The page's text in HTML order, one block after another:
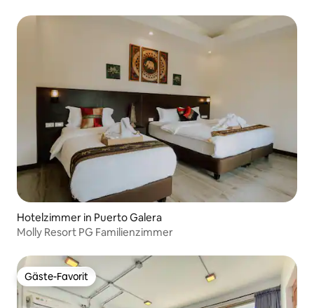
Hotelzimmer in Puerto Galera
Molly Resort PG Familienzimmer
Gäste-Favorit
Gäste-Favorit